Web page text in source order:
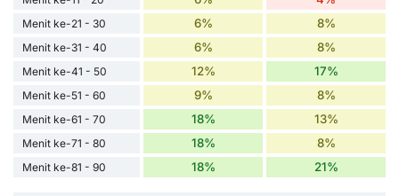
Menit ke-21 - 30 6% 8%
Menit ke-31 - 40 6% 8%
Menit ke-41 - 50 12% 17%
Menit ke-51 - 60 9% 8%
Menit ke-61 - 70 18% 13%
Menit ke-71 - 80 18% 8%
Menit ke-81 - 90 18% 21%